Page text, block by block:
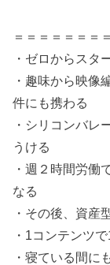
＝＝＝＝＝＝＝
・ゼロからス
・趣味から映像
件にも携わる
・シリコンバレ
うける
・週２時間労働
なる
・その後、資産
・1コンテンツ
・寝ている間に